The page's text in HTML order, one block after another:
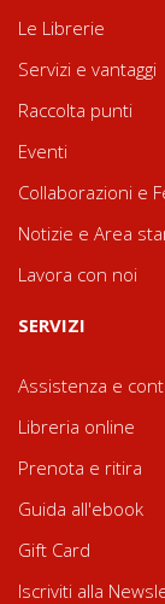
Le Librerie
Servizi e vantaggi
Raccolta punti
Eventi
Collaborazioni e
Notizie e Area
Lavora con noi
SERVIZI
Assistenza e
Libreria online
Prenota e ritira
Guida all'ebook
Gift Card
Iscriviti alla